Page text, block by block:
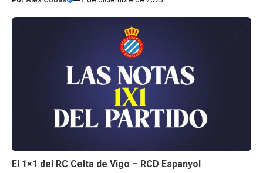
El 1×1 del RC Celta de Vigo – RCD Espanyol